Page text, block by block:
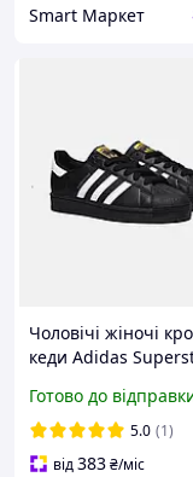
Smart Маркет
Чоловічі жіночі
кеди Adidas
Суперстар чорно
шкіряні молодіжні
спортивні демісезон
Готово до
5.0 (1)
від383₴/міс